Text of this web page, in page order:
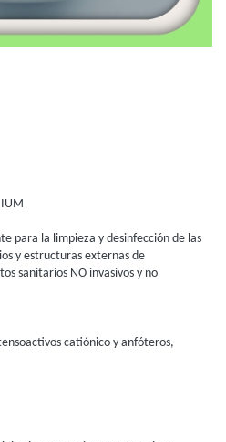
para la limpieza y desinfección de las
y estructuras externas de
sanitarios NO invasivos y no
catiónico y anfóteros,